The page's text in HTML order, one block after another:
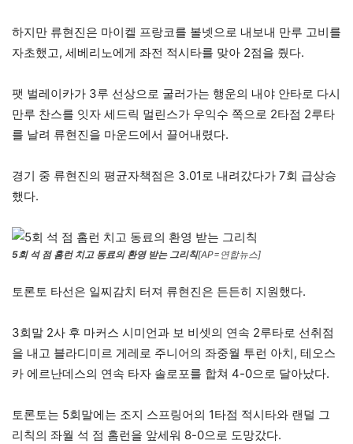
하지만 류현진은 마이켈 프랑코를 볼넷으로 내보내 만루 고비를
자초했고, 세베리노에게 좌전 적시타를 맞아 2점을 줬다.
팻 벌레이카가 3루 선상으로 굴러가는 행운의 내야 안타로 다시
만루 찬스를 잇자 세드릭 멀린스가 우익수 쪽으로 2타점 2루타
를 날려 류현진을 마운드에서 끌어내렸다.
경기 중 류현진의 평균자책점은 3.01로 내려갔다가 7회 급상승
했다.
5회 석 점 홈런 치고 동료의 환영 받는 그리칙[AP=연합뉴스]
토론토 타선은 일찌감치 터져 류현진은 든든히 지원했다.
3회말 2사 후 마커스 시미언과 보 비셋의 연속 2루타로 선취점
을 내고 블라디미르 게레로 주니어의 좌중월 투런 아치, 테오스
카 에르난데스의 연속 타자 솔로포를 합쳐 4-0으로 달아났다.
토론토는 5회말에는 조지 스프링어의 1타점 적시타와 랜덜 그
리칙의 좌월 석 점 홈런을 앞세워 8-0으로 도망갔다.